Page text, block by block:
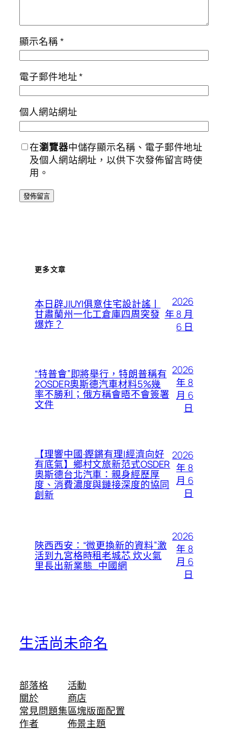
顯示名稱*
電子郵件地址*
個人網站網址
在瀏覽器中儲存顯示名稱、電子郵件地址
及個人網站網址，以供下次發佈留言時使
用。
更多文章
本日辟JIUYI俱意住宅設計謠丨
甘肅蘭州一化工倉庫四周突發
爆炸？
2026
年 8 月
6 日
“特普會”即將舉行，特朗普稱有
2OSDER奧斯德汽車材料5%幾
率不勝利；俄方稱會晤不會簽署
文件
2026
年 8
月 6
日
【理響中國·鏗鏘有理|經濟向好
有底氣】鄉村文旅新范式OSDER
奧斯德台北汽車：親身經歷厚
度、消費濃度與鏈接深度的協同
創新
2026
年 8
月 6
日
陜西西安：“微更換新的資料”激
活到九宮格時租老城芯 炊火氣
里長出新業態_中國網
2026
年 8
月 6
日
生活尚未命名
部落格
關於
常見問題集
作者
活動
商店
區塊版面配置
佈景主題